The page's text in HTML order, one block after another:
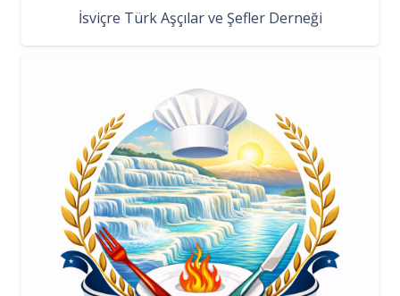
İsviçre Türk Aşçılar ve Şefler Derneği